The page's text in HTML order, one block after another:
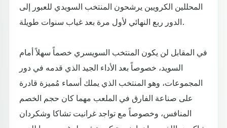
المحللين الكرويين يرشحون المنتخب السويدي للعبور إلى
الدور ربع النهائي لأول مرة بعد غياب سنوات طويلة.
في المقابل لن يكون المنتخب السويسري خصماً سهلاً أمام
السويد، خصوصاً بعد الأداء الجيد الذي قدمه في دور
المجموعات، وهو المنتخب الذي يملك أسماء مُميزة قادرة
على صناعة الفارق في الملعب مهما كان حجم الخصم
المنافس، وخصوصاً مع تواجد غرانيت تشاكا وشكردان